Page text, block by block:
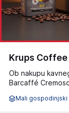
Krups Coffee
Ob nakupu
Barcaffé
Mali gospodinjski